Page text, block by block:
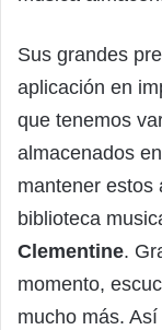
Sus grandes
aplicación en
que tenemos
almacenados
mantener estos
biblioteca
Clementine.
momento,
mucho más.